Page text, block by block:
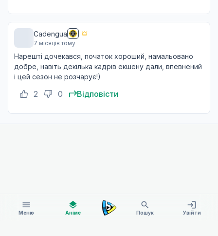
menu
Меню
layers
Аніме
search
Пошук
login
Увійти
Cadengua
7 місяців тому
Нарешті дочекався, початок хороший, намальовано
добре, навіть декілька кадрів екшену дали, впевнений
і цей сезон не розчарує!)
2 0 Відповісти